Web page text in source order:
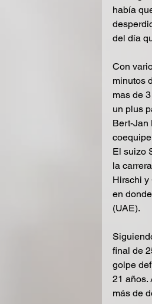
había
del día
Con
minutos
mas de
un plus
Bert-Jan
El suizo
la
Hirschi y
en
(UAE).
final de
golpe
21 años.
más de